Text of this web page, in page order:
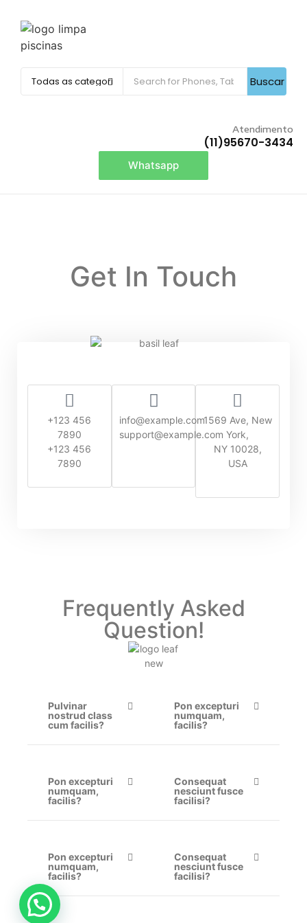
Buscar
Atendimento
(11)95670-3434
Whatsapp
Get In Touch
+123 456
7890
+123 456
7890
info@example.com
support@example.com
1569 Ave, New
York,
NY 10028,
USA
Frequently Asked
Question!
Pulvinar
nostrud class
cum facilis?
Pon excepturi
numquam,
facilis?
Pon excepturi
numquam,
facilis?
Pon excepturi
numquam,
facilis?
Consequat
nesciunt fusce
facilisi?
Consequat
nesciunt fusce
facilisi?